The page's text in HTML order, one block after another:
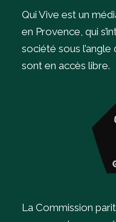
Qui Vive est un
en Provence, qui
société sous l’angle
sont en accès libre.
La Commission